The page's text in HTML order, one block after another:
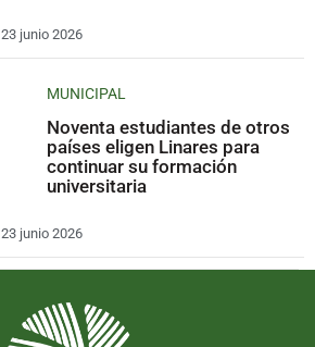
23 junio 2026
MUNICIPAL
Noventa estudiantes de otros
países eligen Linares para
continuar su formación
universitaria
23 junio 2026